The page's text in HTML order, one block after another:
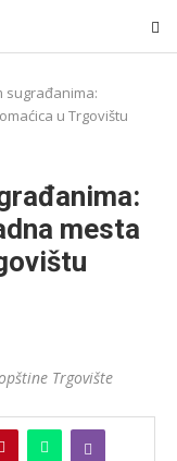
sugrađanima:
u Trgovištu
mesta
Trgovište